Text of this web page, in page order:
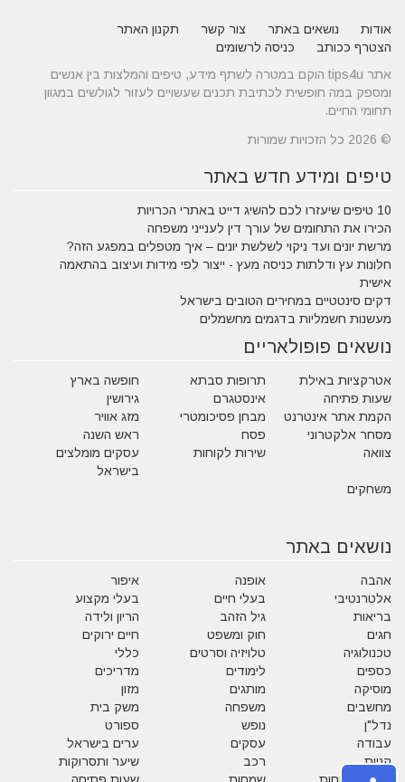
אודות נושאים באתר צור קשר
תקנון האתר
הצטרף ככותב
כניסה לרשומים
אתר tips4u הוקם במטרה לשתף מידע, טיפים והמלצות בין אנשים
ומספק במה חופשית לכתיבת תכנים שעשויים לעזור לגולשים במגוון
תחומי החיים.
© 2026 כל הזכויות שמורות
טיפים ומידע חדש באתר
10 טיפים שיעזרו לכם להשיג דייט באתרי הכרויות
הכירו את התחומים של עורך דין לענייני משפחה
מרשת יונים ועד ניקוי לשלשת יונים – איך מטפלים במפגע הזה?
חלונות עץ ודלתות כניסה מעץ - ייצור לפי מידות ועיצוב בהתאמה
אישית
דקים סינטטיים במחירים הטובים בישראל
מעשנות חשמליות בדגמים מחשמלים
נושאים פופולאריים
אטרקציות באילת תרופות סבתא
חופשה בארץ
שעות פתיחה
אינסטגרם
גירושין
הקמת אתר אינטרנט
מבחן פסיכומטרי
מזג אוויר
מסחר אלקטרוני
פסח
ראש השנה
צוואה
שירות לקוחות
עסקים מומלצים
בישראל
משחקים
נושאים באתר
אהבה אופנה
איפור
אלטרנטיבי
בעלי חיים
בעלי מקצוע
בריאות
גיל הזהב
הריון ולידה
חגים
חוק ומשפט
חיים ירוקים
טכנולוגיה
טלויזיה וסרטים
כללי
כספים
לימודים
מדריכים
מוסיקה
מותגים
מזון
מחשבים
משפחה
משק בית
נדל"ן
נופש
ספורט
עבודה
עסקים
ערים בישראל
קניות
רכב
שיער ותסרוקות